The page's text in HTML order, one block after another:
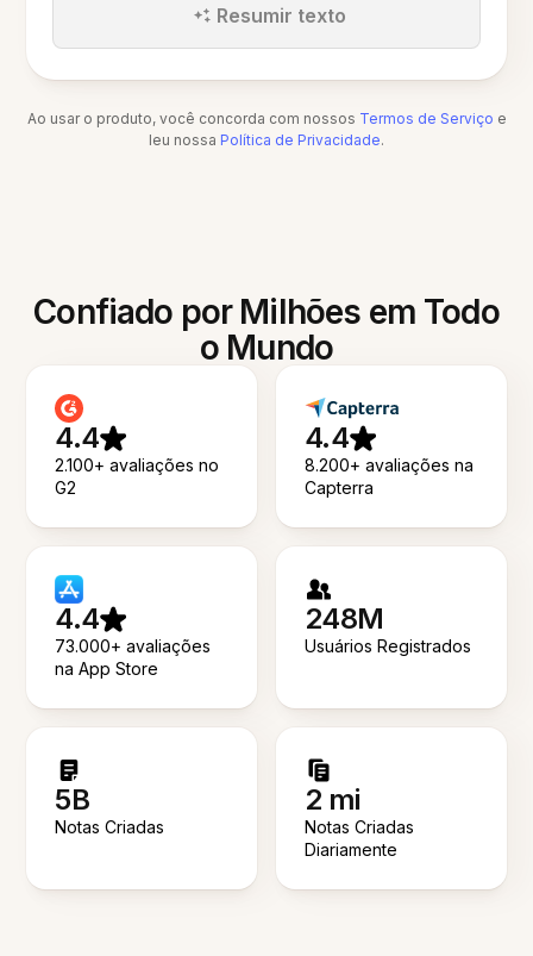
Resumir texto
Ao usar o produto, você concorda com nossos Termos de Serviço e
leu nossa Política de Privacidade.
Confiado por Milhões em Todo
o Mundo
4.4
2.100+ avaliações no
G2
4.4
8.200+ avaliações na
Capterra
4.4
73.000+ avaliações
na App Store
248M
Usuários Registrados
5B
Notas Criadas
2 mi
Notas Criadas
Diariamente